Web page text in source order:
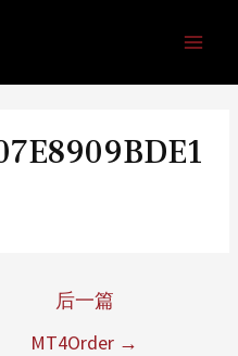
后一篇
MT4Order →